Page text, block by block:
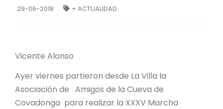
29-06-2018 + ACTUALIDAD
Vicente Alonso
Ayer viernes partieron desde La Villa la
Asociación de Amigos de la Cueva de
Covadonga para realizar la XXXV Marcha